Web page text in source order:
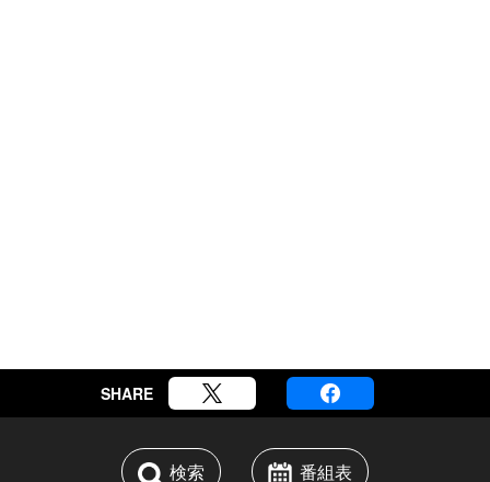
SHARE
検索 番組表